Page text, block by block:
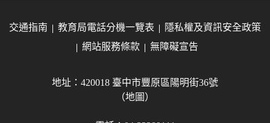
交通指南 教育局電話分機一覽表
隱私權及資訊安全政策
網站服務條款
無障礙宣告
地址：420018 臺中市豐原區陽明街36號
（地圖）